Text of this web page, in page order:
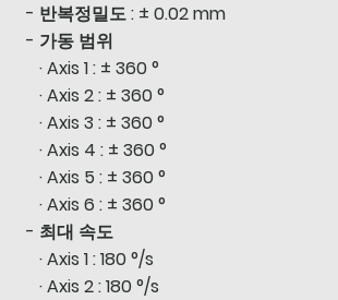
- 반복정밀도 : ± 0.02 mm
- 가동 범위
· Axis 1 : ± 360 °
· Axis 2 : ± 360 °
· Axis 3 : ± 360 °
· Axis 4 : ± 360 °
· Axis 5 : ± 360 °
· Axis 6 : ± 360 °
- 최대 속도
· Axis 1 : 180 °/s
· Axis 2 : 180 °/s